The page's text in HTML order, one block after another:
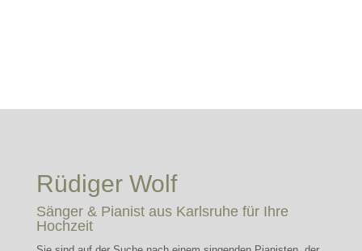
Rüdiger Wolf
Sänger & Pianist aus Karlsruhe für Ihre
Hochzeit